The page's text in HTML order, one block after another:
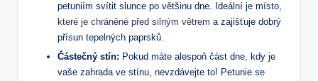
petuniím svítit slunce po většinu dne. Ideální je místo,
které je chráněné před silným větrem a zajišťuje dobrý
přísun tepelných paprsků.
Částečný stín: Pokud máte alespoň část dne, kdy je
vaše zahrada ve stínu, nevzdávejte to! Petunie se